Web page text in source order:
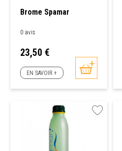
Brome Spamar
0 avis
Prix
23,50 €
EN SAVOIR +